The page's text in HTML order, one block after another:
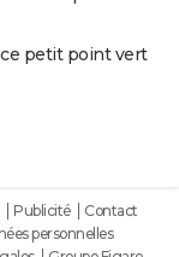
petit point vert
Publicité
Contact
personnelles